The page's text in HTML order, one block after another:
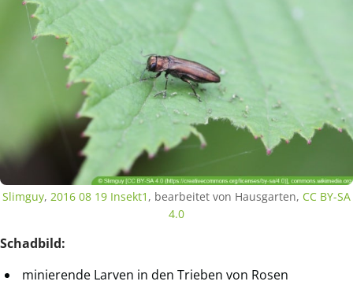
Slimguy, 2016 08 19 Insekt1 , bearbeitet von Hausgarten, CC BY-SA
4.0
Schadbild:
minierende Larven in den Trieben von Rosen